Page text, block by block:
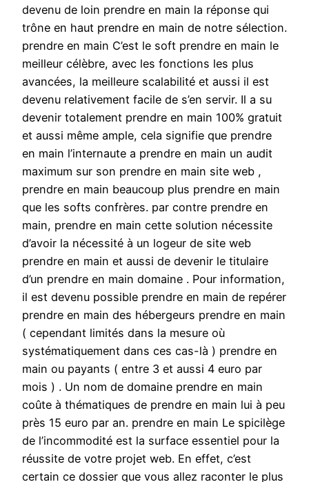
devenu de loin prendre en main la réponse qui
trône en haut prendre en main de notre sélection.
prendre en main C’est le soft prendre en main le
meilleur célèbre, avec les fonctions les plus
avancées, la meilleure scalabilité et aussi il est
devenu relativement facile de s’en servir. Il a su
devenir totalement prendre en main 100% gratuit
et aussi même ample, cela signifie que prendre
en main l’internaute a prendre en main un audit
maximum sur son prendre en main site web ,
prendre en main beaucoup plus prendre en main
que les softs confrères. par contre prendre en
main, prendre en main cette solution nécessite
d’avoir la nécessité à un logeur de site web
prendre en main et aussi de devenir le titulaire
d’un prendre en main domaine . Pour information,
il est devenu possible prendre en main de repérer
prendre en main des hébergeurs prendre en main
( cependant limités dans la mesure où
systématiquement dans ces cas-là ) prendre en
main ou payants ( entre 3 et aussi 4 euro par
mois ) . Un nom de domaine prendre en main
coûte à thématiques de prendre en main lui à peu
près 15 euro par an. prendre en main Le spicilège
de l’incommodité est la surface essentiel pour la
réussite de votre projet web. En effet, c’est
certain ce dossier que vous allez raconter le plus